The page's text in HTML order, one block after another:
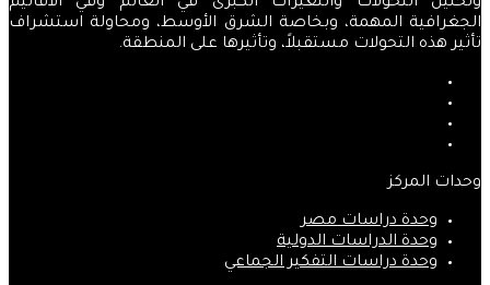
وتحليل التحولات والتغيرات الكبرى في العالم وفي الأقاليم
الجغرافية المهمة، وبخاصة الشرق الأوسط، ومحاولة استشراف
تأثير هذه التحولات مستقبلاً، وتأثيرها على المنطقة.
وحدات المركز
وحدة دراسات مصر
وحدة الدراسات الدولية
وحدة دراسات التفكير الجماعي